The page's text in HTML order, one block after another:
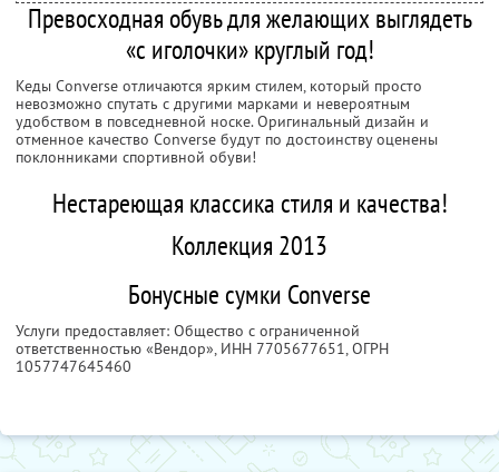
Превосходная обувь для желающих выглядеть
«с иголочки» круглый год!
Кеды Converse отличаются ярким стилем, который просто
невозможно спутать с другими марками и невероятным
удобством в повседневной носке. Оригинальный дизайн и
отменное качество Converse будут по достоинству оценены
поклонниками спортивной обуви!
Нестареющая классика стиля и качества!
Коллекция 2013
Бонусные сумки Converse
Услуги предоставляет: Общество с ограниченной
ответственностью «Вендор», ИНН 7705677651, ОГРН
1057747645460